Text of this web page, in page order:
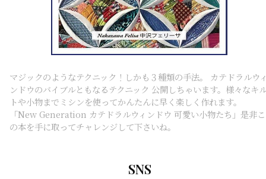
マジックのようなテクニック！しかも３種類の手法。 カテドラルウ
ンドウのバイブルともなるテクニック 公開しちゃいます。様々なキ
トや小物までミシンを使ってかんたんに早く楽しく作れます。
「New Generation カテドラルウィンドウ 可愛い小物たち」是非こ
の本を手に取ってチャレンジして下さいね。
SNS